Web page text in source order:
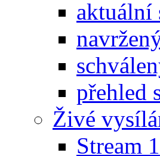
aktuální
přehled
Živé
Stream 1